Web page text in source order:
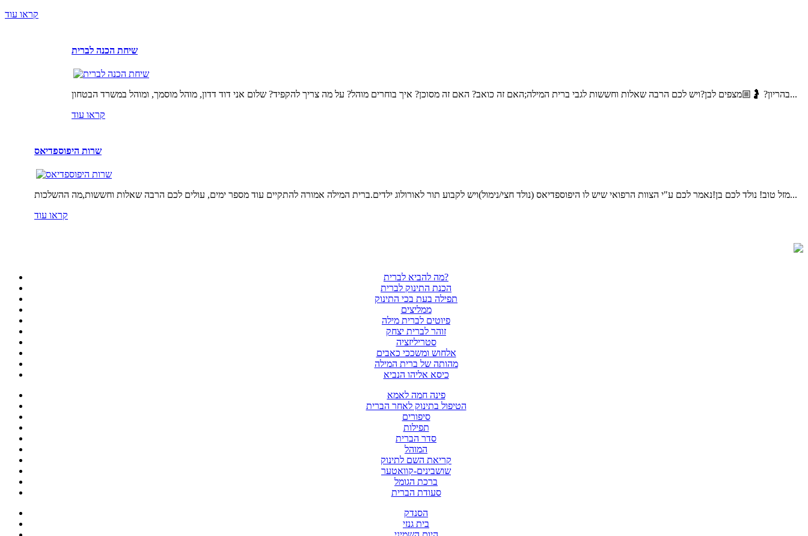
קראו עוד
שיחת הכנה לברית
בהריון? 🤰🏼מצפים לבן?ויש לכם הרבה שאלות וחששות לגבי ברית המילה;האם זה כואב? האם זה מסוכן? איך בוחרים מוהל? על מה צריך להקפיד? שלום אני דוד דדון, מוהל מוסמך, ומוהל במשרד הבטחון...
קראו עוד
שרות היפוספדיאס
מזל טוב! נולד לכם בן!נאמר לכם ע"י הצוות הרפואי שיש לו היפוספדיאס (נולד חצי/נימול)ויש לקבוע תור לאורולוג ילדים.ברית המילה אמורה להתקיים עוד מספר ימים, עולים לכם הרבה שאלות וחששות,מה ההשלכות...
קראו עוד
מה להביא לברית?
הכנת התינוק לברית
תפילה בעת בכי התינוק
ממליצים
פיוטים לברית מילה
זוהר לברית יצחק
סטריליזציה
אלחוש ומשככי כאבים
מהותה של ברית המילה
כיסא אליהו הנביא
פינה חמה לאמא
הטיפול בתינוק לאחר הברית
סיפורים
תפילות
סדר הברית
המוהל
קריאת השם לתינוק
שושבינים-קוואטער
ברכת הגומל
סעודת הברית
הסנדק
בית גנזי